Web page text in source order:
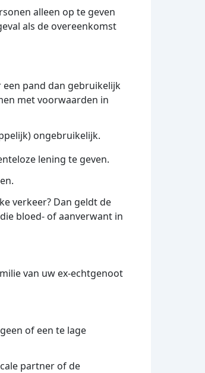
alleen op te geven
als de overeenkomst
pand dan gebruikelijk
met voorwaarden in
ongebruikelijk.
lening te geven.
verkeer? Dan geldt de
bloed- of aanverwant in
van uw ex-echtgenoot
of een te lage
partner of de